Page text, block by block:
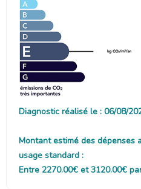
Diagnostic réalisé le : 06/08/
Montant estimé des dépenses
usage standard :
Entre 2270.00€ et 3120.00€